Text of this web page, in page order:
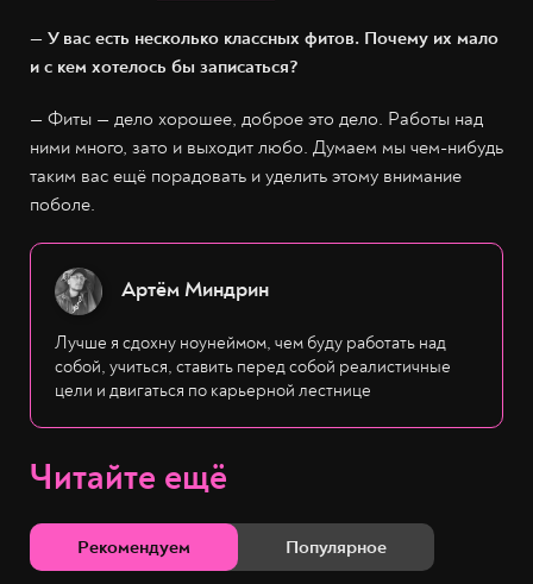
— У вас есть несколько классных фитов. Почему их мало
и с кем хотелось бы записаться?
— Фиты — дело хорошее, доброе это дело. Работы над
ними много, зато и выходит любо. Думаем мы чем-нибудь
таким вас ещё порадовать и уделить этому внимание
поболе.
Артём Миндрин
Лучше я сдохну ноунеймом, чем буду работать над
собой, учиться, ставить перед собой реалистичные
цели и двигаться по карьерной лестнице
Читайте ещё
Рекомендуем Популярное